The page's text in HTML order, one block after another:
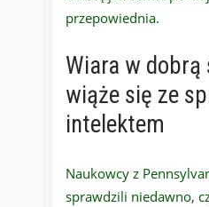
przepowiednia.
Wiara w
wiąże się ze
intelektem
Naukowcy z
sprawdzili niedawno,